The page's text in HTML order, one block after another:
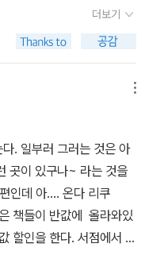
아직 읽질 않아서... 다
던지라 이 작품이 올라온
2-3권 소개되기 때문에
단연 최고가 아닐까 싶
었으면서도 작가의 필
본으로 읽어서 기억이 좋
에 없겠네요. 저는 이 책
큼의 재미를 살렸는지는
)의 입장에서만 일이 진행
버의 유명 시리즈인 '링
정관념들이 다른 새로운
의 내가 머리가 굳지 않
뒤쳐지지 않기 위한 노력
때는 좀 망설여질 때가 있
게 된다는 건데. 다른 책
어서 말이다. 그래도 뭐...
다. 존 하트의 <라스트 차
작품들에 비긴다 해서 사
다. 따라서 이 <잡문집>
책을 사기 위해 장바구니
더보기
. 일부러 그러는 것은 아
곳이 있구나~ 라는 것을
인데 아.... 온다 리쿠
책들이 반값에 올라와있
할인을 한다. 서점에서 표